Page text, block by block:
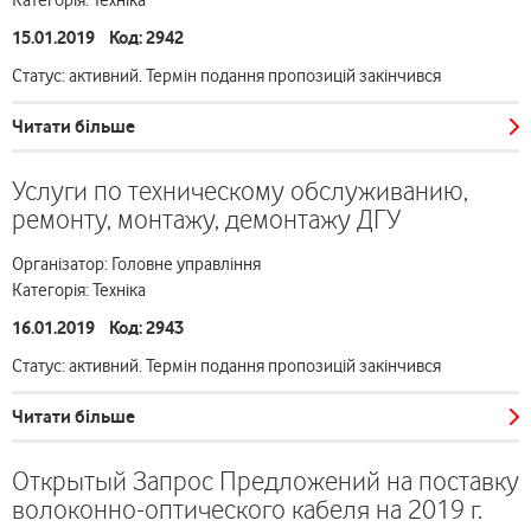
15.01.2019 Код: 2942
Статус: активний. Термін подання пропозицій закінчився
Читати більше
Услуги по техническому обслуживанию,
ремонту, монтажу, демонтажу ДГУ
Організатор: Головне управління
Категорія: Техніка
16.01.2019 Код: 2943
Статус: активний. Термін подання пропозицій закінчився
Читати більше
Открытый Запрос Предложений на поставку
волоконно-оптического кабеля на 2019 г.